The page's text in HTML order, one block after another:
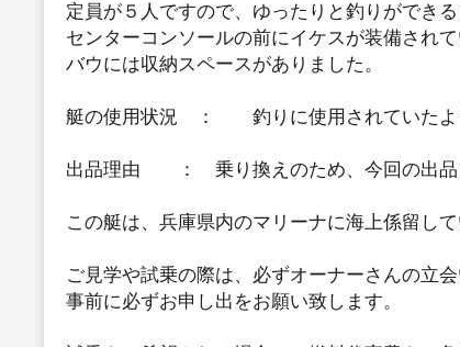
定員が５人ですので、ゆったりと釣りができる
センターコンソールの前にイケスが装備されて
バウには収納スペースがありました。
艇の使用状況 ： 釣りに使用されていたよ
出品理由 ： 乗り換えのため、今回の出品
この艇は、兵庫県内のマリーナに海上係留して
ご見学や試乗の際は、必ずオーナーさんの立
事前に必ずお申し出をお願い致します。